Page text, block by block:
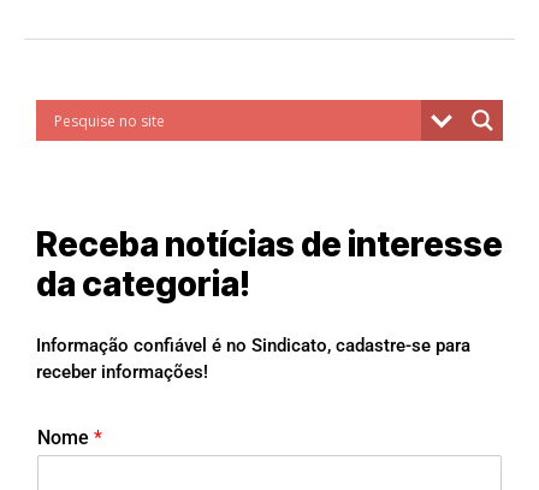
Receba notícias de interesse
da categoria!
Informação confiável é no Sindicato, cadastre-se para
receber informações!
Nome *